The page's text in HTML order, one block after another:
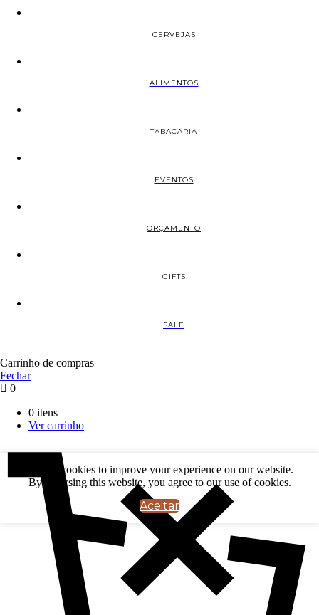
CERVEJAS
ALIMENTOS
TABACARIA
EVENTOS
ORÇAMENTO
GIFTS
SALE
Carrinho de compras
Fechar
We use cookies to improve your experience on our website.
By browsing this website, you agree to our use of cookies.
Aceitar
0
0 itens
Ver carrinho